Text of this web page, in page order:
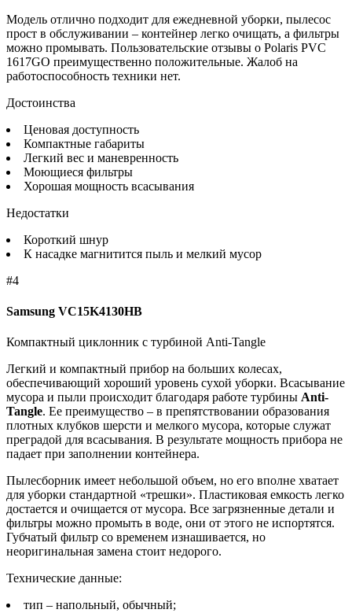
Модель отлично подходит для ежедневной уборки, пылесос
прост в обслуживании – контейнер легко очищать, а фильтры
можно промывать. Пользовательские отзывы о Polaris PVC
1617GO преимущественно положительные. Жалоб на
работоспособность техники нет.
Достоинства
Ценовая доступность
Компактные габариты
Легкий вес и маневренность
Моющиеся фильтры
Хорошая мощность всасывания
Недостатки
Короткий шнур
К насадке магнитится пыль и мелкий мусор
#4
Samsung VC15K4130HB
Компактный циклонник с турбиной Anti-Tangle
Легкий и компактный прибор на больших колесах,
обеспечивающий хороший уровень сухой уборки. Всасывание
мусора и пыли происходит благодаря работе турбины Anti-
Tangle. Ее преимущество – в препятствовании образования
плотных клубков шерсти и мелкого мусора, которые служат
преградой для всасывания. В результате мощность прибора не
падает при заполнении контейнера.
Пылесборник имеет небольшой объем, но его вполне хватает
для уборки стандартной «трешки». Пластиковая емкость легко
достается и очищается от мусора. Все загрязненные детали и
фильтры можно промыть в воде, они от этого не испортятся.
Губчатый фильтр со временем изнашивается, но
неоригинальная замена стоит недорого.
Технические данные:
тип – напольный, обычный;